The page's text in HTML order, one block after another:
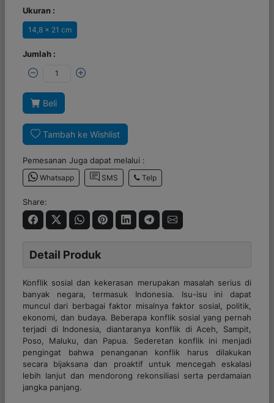
Ukuran :
14,8 x 21 cm
Jumlah :
Beli
Tambah ke Wishlist
Pemesanan Juga dapat melalui :
Whatsapp SMS Telp
Share:
Detail Produk
Konflik sosial dan kekerasan merupakan masalah serius di
banyak negara, termasuk Indonesia. Isu-isu ini dapat
muncul dari berbagai faktor misalnya faktor sosial, politik,
ekonomi, dan budaya. Beberapa konflik sosial yang pernah
terjadi di Indonesia, diantaranya konflik di Aceh, Sampit,
Poso, Maluku, dan Papua. Sederetan konflik ini menjadi
pengingat bahwa penanganan konflik harus dilakukan
secara bijaksana dan proaktif untuk mencegah eskalasi
lebih lanjut dan mendorong rekonsiliasi serta perdamaian
jangka panjang.